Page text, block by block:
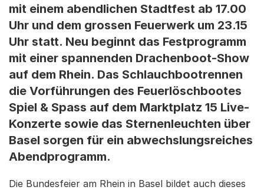
mit einem abendlichen Stadtfest ab 17.00
Uhr und dem grossen Feuerwerk um 23.15
Uhr statt. Neu beginnt das Festprogramm
mit einer spannenden Drachenboot-Show
auf dem Rhein. Das Schlauchbootrennen
die Vorführungen des Feuerlöschbootes
Spiel & Spass auf dem Marktplatz 15 Live-
Konzerte sowie das Sternenleuchten über
Basel sorgen für ein abwechslungsreiches
Abendprogramm.
Die Bundesfeier am Rhein in Basel bildet auch dieses